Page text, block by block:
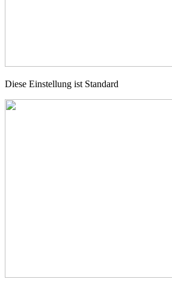
Diese Einstellung ist Standard